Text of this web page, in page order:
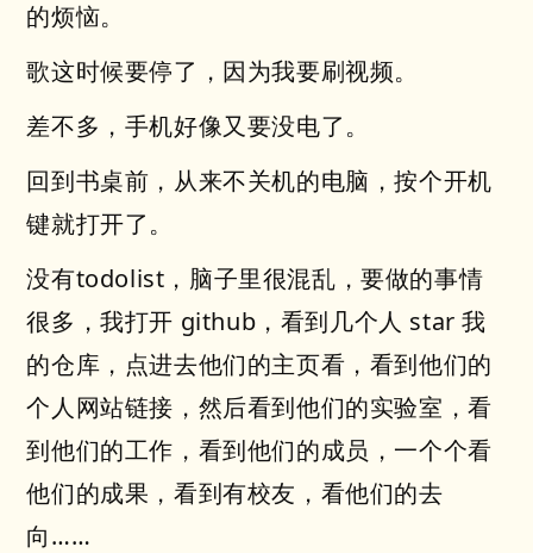
的烦恼。
歌这时候要停了，因为我要刷视频。
差不多，手机好像又要没电了。
回到书桌前，从来不关机的电脑，按个开机
键就打开了。
没有todolist，脑子里很混乱，要做的事情
很多，我打开 github，看到几个人 star 我
的仓库，点进去他们的主页看，看到他们的
个人网站链接，然后看到他们的实验室，看
到他们的工作，看到他们的成员，一个个看
他们的成果，看到有校友，看他们的去
向……